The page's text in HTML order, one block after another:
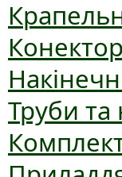
Труби та